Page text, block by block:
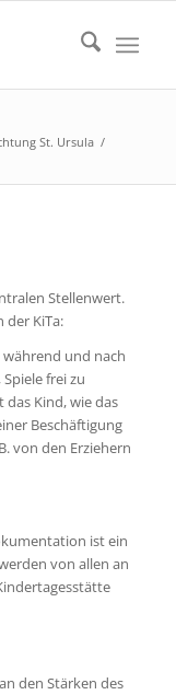
St. Ursula /
Stellenwert.
der KiTa:
und nach
frei zu
Kind, wie das
Beschäftigung
von den Erziehern
ist ein
von allen an
den Stärken des